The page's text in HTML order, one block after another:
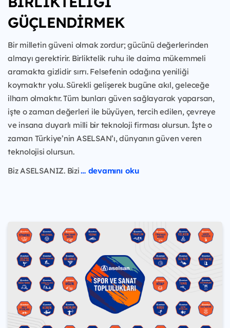
GÜÇLENDİRMEK
Bir milletin güveni olmak zordur; gücünü değerlerinden
almayı gerektirir. Birliktelik ruhu ile daima mükemmeli
aramakta gizlidir sırrı. Felsefenin odağına yeniliği
koymaktır yolu. Sürekli gelişerek bugüne akıl, geleceğe
ilham olmaktır. Tüm bunları güven sağlayarak yaparsan,
işte o zaman değerleri ile büyüyen, tercih edilen, çevreye
ve insana duyarlı milli bir teknoloji firması olursun. İşte o
zaman Türkiye’nin ASELSAN’ı, dünyanın güven veren
teknolojisi olursun.
Biz ASELSANIZ. Bizi… devamını oku